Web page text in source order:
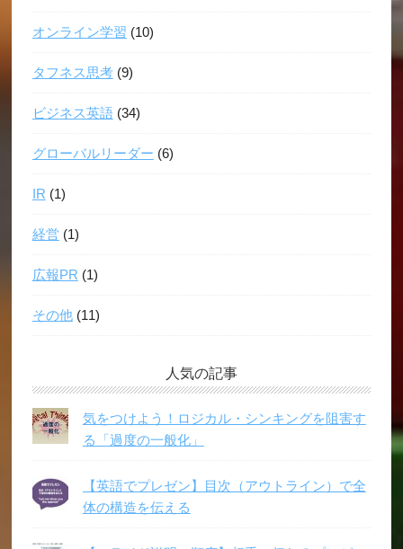
オンライン学習 (10)
タフネス思考(9)
ビジネス英語(34)
グローバルリーダー (6)
IR (1)
経営 (1)
広報PR (1)
その他(11)
人気の記事
気をつけよう！ロジカル・シンキングを阻害す
る「過度の一般化」
【英語でプレゼン】目次（アウトライン）で全
体の構造を伝える